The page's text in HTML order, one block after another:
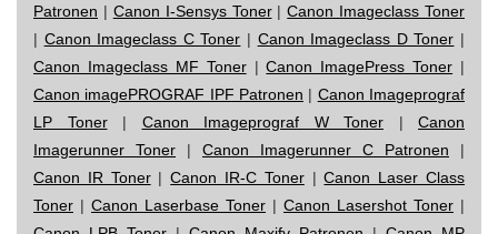
Patronen | Canon I-Sensys Toner|Canon Imageclass Toner
| Canon Imageclass C Toner | Canon Imageclass D Toner |
Canon Imageclass MF Toner|Canon ImagePress Toner |
Canon imagePROGRAF IPF Patronen | Canon Imageprograf
LP Toner| Canon Imageprograf W Toner | Canon
Imagerunner Toner | Canon Imagerunner C Patronen |
Canon IR Toner|Canon IR-C Toner|Canon Laser Class
Toner | Canon Laserbase Toner | Canon Lasershot Toner |